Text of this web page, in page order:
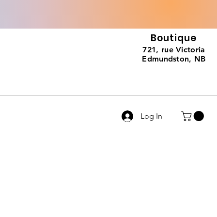
Boutique
721, rue Victoria
Edmundston, NB
Log In